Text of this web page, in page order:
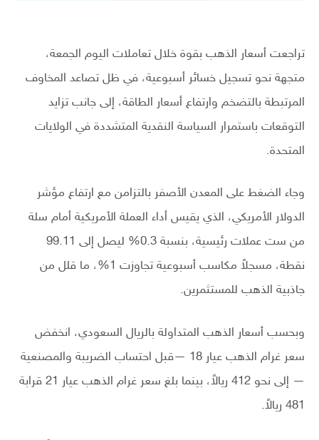
تراجعت أسعار الذهب بقوة خلال تعاملات اليوم الجمعة،
متجهة نحو تسجيل خسائر أسبوعية، في ظل تصاعد المخاوف
المرتبطة بالتضخم وارتفاع أسعار الطاقة، إلى جانب تزايد
التوقعات باستمرار السياسة النقدية المتشددة في الولايات
المتحدة.
وجاء الضغط على المعدن الأصفر بالتزامن مع ارتفاع مؤشر
الدولار الأمريكي، الذي يقيس أداء العملة الأمريكية أمام سلة
من ست عملات رئيسية، بنسبة 0.3% ليصل إلى 99.11
نقطة، مسجلاً مكاسب أسبوعية تجاوزت 1%، ما قلل من
جاذبية الذهب للمستثمرين.
وبحسب أسعار الذهب المتداولة بالريال السعودي، انخفض
سعر غرام الذهب عيار 18 —قبل احتساب الضريبة والمصنعية
— إلى نحو 412 ريالاً، بينما بلغ سعر غرام الذهب عيار 21 قرابة
481 ريالاً.